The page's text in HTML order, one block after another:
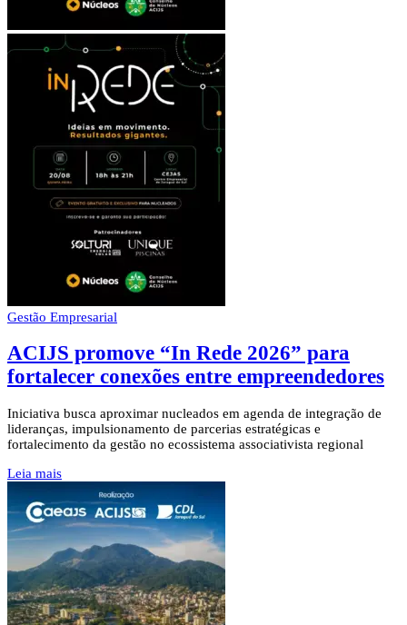
Gestão Empresarial
ACIJS promove “In Rede 2026” para
fortalecer conexões entre empreendedores
Iniciativa busca aproximar nucleados em agenda de integração de
lideranças, impulsionamento de parcerias estratégicas e
fortalecimento da gestão no ecossistema associativista regional
Leia mais